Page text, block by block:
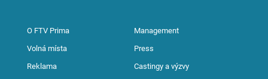
O FTV Prima Management
Volná místa Press
Reklama Castingy a výzvy